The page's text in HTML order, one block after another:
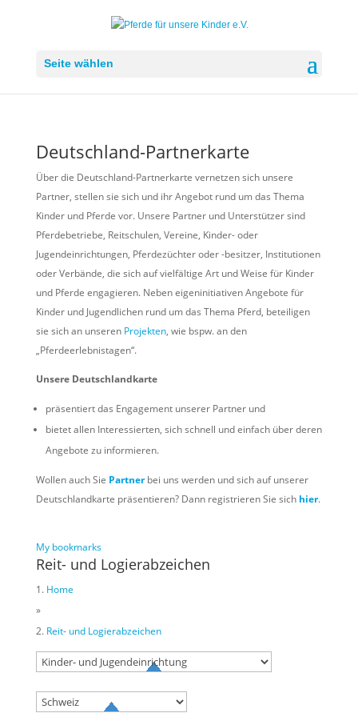
Seite wählen
Deutschland-Partnerkarte
Über die Deutschland-Partnerkarte vernetzen sich unsere
Partner, stellen sie sich und ihr Angebot rund um das Thema
Kinder und Pferde vor. Unsere Partner und Unterstützer sind
Pferdebetriebe, Reitschulen, Vereine, Kinder- oder
Jugendeinrichtungen, Pferdezüchter oder -besitzer, Institutionen
oder Verbände, die sich auf vielfältige Art und Weise für Kinder
und Pferde engagieren. Neben eigeninitiativen Angebote für
Kinder und Jugendlichen rund um das Thema Pferd, beteiligen
sie sich an unseren Projekten, wie bspw. an den
„Pferdeerlebnistagen“.
Unsere Deutschlandkarte
präsentiert das Engagement unserer Partner und
bietet allen Interessierten, sich schnell und einfach über deren
Angebote zu informieren.
Wollen auch Sie Partnerbei uns werden und sich auf unserer
Deutschlandkarte präsentieren? Dann registrieren Sie sich hier.
My bookmarks
Reit- und Logierabzeichen
Home
»
Reit- und Logierabzeichen